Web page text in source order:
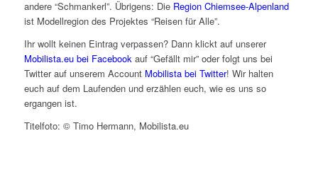
andere “Schmankerl”. Übrigens: Die Region Chiemsee-Alpenland
ist Modellregion des Projektes “Reisen für Alle”.
Ihr wollt keinen Eintrag verpassen? Dann klickt auf unserer
Mobilista.eu bei Facebookauf “Gefällt mir” oder folgt uns bei
Twitter auf unserem Account Mobilista bei Twitter! Wir halten
euch auf dem Laufenden und erzählen euch, wie es uns so
ergangen ist.
Titelfoto: © Timo Hermann, Mobilista.eu